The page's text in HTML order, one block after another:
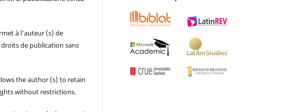
à l'auteur (s) de
de publication sans
the author (s) to retain
without restrictions.